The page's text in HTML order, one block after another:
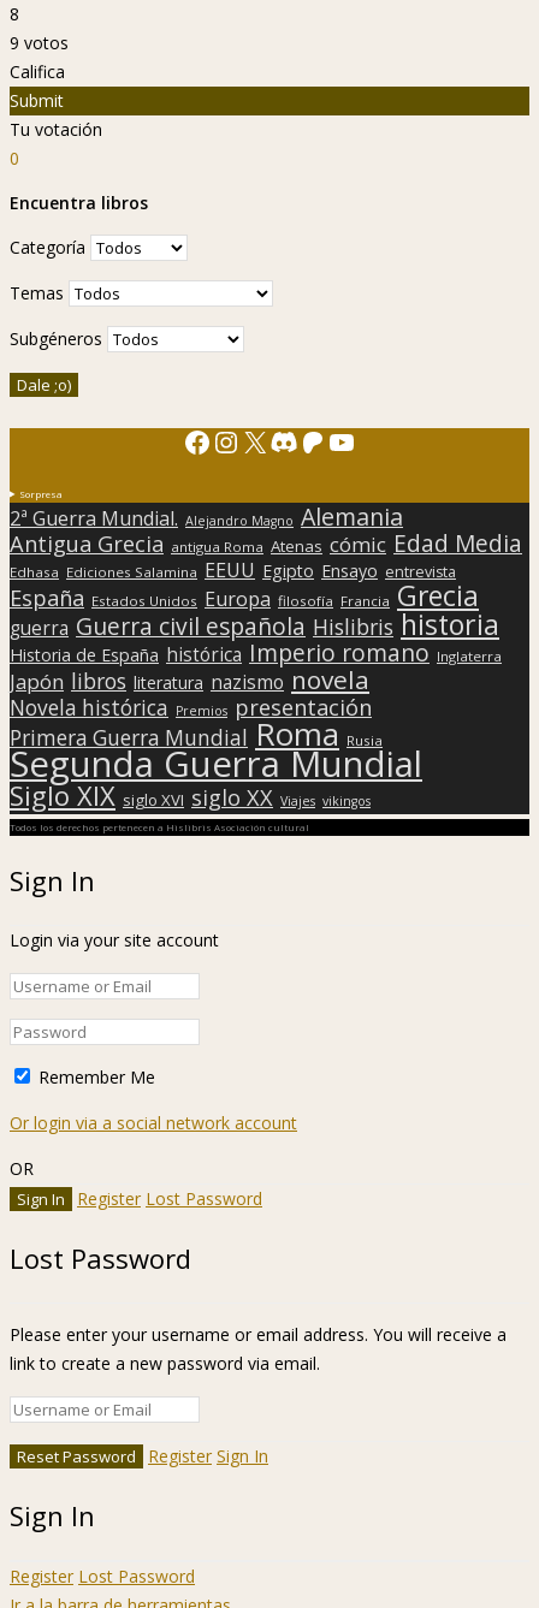
8
9 votos
Califica
Submit
Tu votación
0
Encuentra libros
Categoría
Temas
Subgéneros
Facebook
Instagram
X Discord
Patreon
YouTube
Sorpresa
2ª Guerra Mundial. Alejandro Magno Alemania
Antigua Grecia antigua Roma Atenas cómic Edad Media
Edhasa Ediciones Salamina EEUU Egipto Ensayo entrevista
España Estados Unidos Europa filosofía Francia Grecia
guerra Guerra civil española Hislibris historia
Historia de España histórica Imperio romano Inglaterra
Japón libros literatura nazismo novela
Novela histórica Premios presentación
Primera Guerra Mundial Roma Rusia
Segunda Guerra Mundial
Siglo XIX siglo XVI siglo XX Viajes vikingos
Todos los derechos pertenecen a Hislibris Asociación cultural
Sign In
Login via your site account
Remember Me
Or login via a social network account
OR
Register Lost Password
Lost Password
Please enter your username or email address. You will receive a
link to create a new password via email.
Register Sign In
Sign In
Register Lost Password